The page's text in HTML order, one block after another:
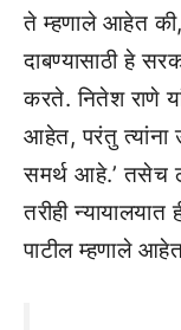
ते म्हणाले आहेत
दाबण्यासाठी हे
करते. नितेश राणे
आहेत, परंतु त्यांना
समर्थ आहे.’ तसेच
तरीही
पाटील म्हणाले